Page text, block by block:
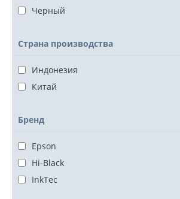
Черный
Страна производства
Индонезия
Китай
Бренд
Epson
Hi-Black
InkTec